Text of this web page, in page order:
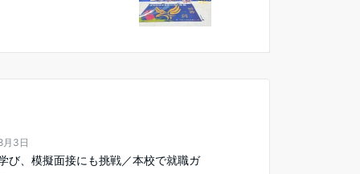
3日
び、模擬面接にも挑戦／本校で就職ガ